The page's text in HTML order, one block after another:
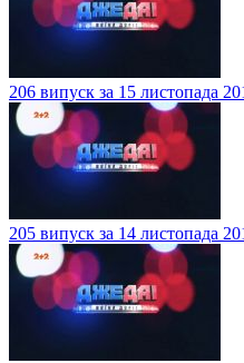
206 випуск за 15 листопада
205 випуск за 14 листопада